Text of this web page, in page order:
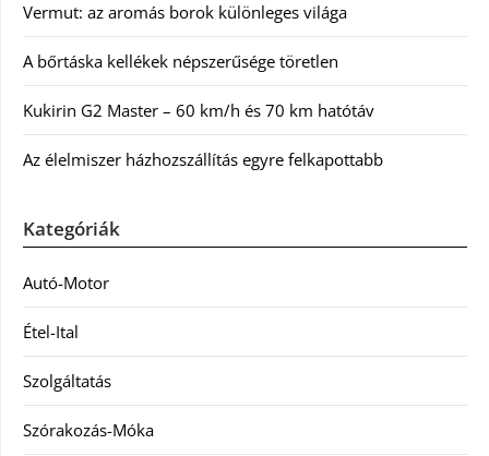
Vermut: az aromás borok különleges világa
A bőrtáska kellékek népszerűsége töretlen
Kukirin G2 Master – 60 km/h és 70 km hatótáv
Az élelmiszer házhozszállítás egyre felkapottabb
Kategóriák
Autó-Motor
Étel-Ital
Szolgáltatás
Szórakozás-Móka